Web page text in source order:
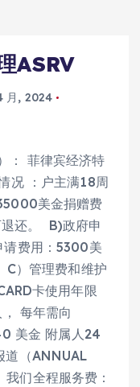
ASRV
月, 2024
： 菲律宾经济特
况 ：户主满18周
美金捐赠费
还。 B)政府申
请费用：5300美
）管理费和维护
卡使用年限
每年需向
美金 附属人24
道（ANNUAL
们全程服务费：